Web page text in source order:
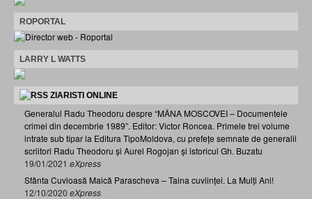
ROPORTAL
LARRY L WATTS
ZIARISTI ONLINE
Generalul Radu Theodoru despre “MÂNA MOSCOVEI – Documentele
crimei din decembrie 1989”. Editor: Victor Roncea. Primele trei volume
intrate sub tipar la Editura TipoMoldova, cu prefețe semnate de generalii
scriitori Radu Theodoru și Aurel Rogojan și istoricul Gh. Buzatu
19/01/2021 eXpress
Sfânta Cuvioasă Maică Parascheva – Taina cuviinței. La Mulți Ani!
12/10/2020 eXpress